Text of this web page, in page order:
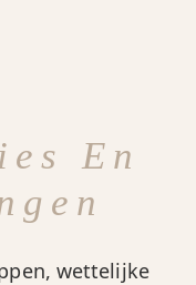
En
wettelijke